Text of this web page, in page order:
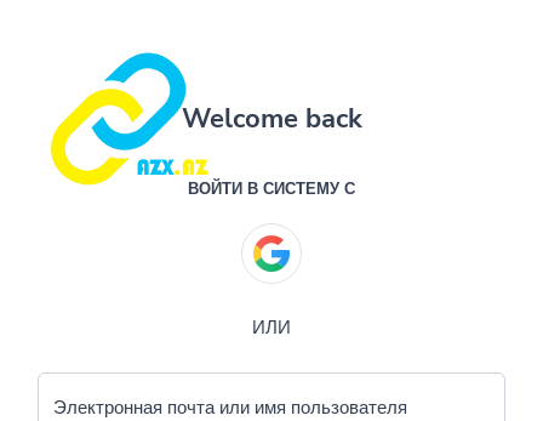
Welcome back
ВОЙТИ В СИСТЕМУ С
ИЛИ
Электронная почта или имя пользователя